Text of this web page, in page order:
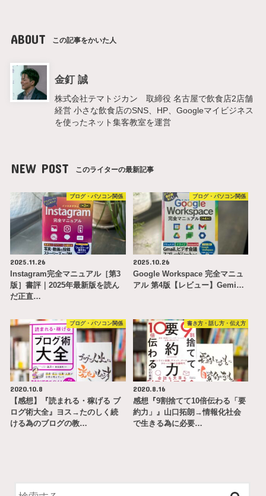
ABOUT この記事をかいた人
金釘 誠
株式会社テマトジカン 取締役 名古屋で飲食店2店舗
経営 小さな飲食店のSNS、HP、Googleマイビジネス
を使ったネット集客教室を運営
NEW POST このライターの最新記事
ブログ・パソコン関係
2025.11.26
Instagram完全マニュアル［第3
版］書評｜2025年最新版を読ん
だ正直…
ブログ・パソコン関係
2025.10.26
Google Workspace 完全マニュ
アル 第4版【レビュー】Gemi…
ブログ・パソコン関係
2020.10.8
【感想】『読まれる・稼げる ブ
ログ術大全』ヨス→たのしく続
ける為のブログの教…
書き方・話し方・伝え方
2020.8.16
感想『9割捨てて10倍伝わる「要
約力」』山口拓朗→情報化社会
で生きる為に必要…